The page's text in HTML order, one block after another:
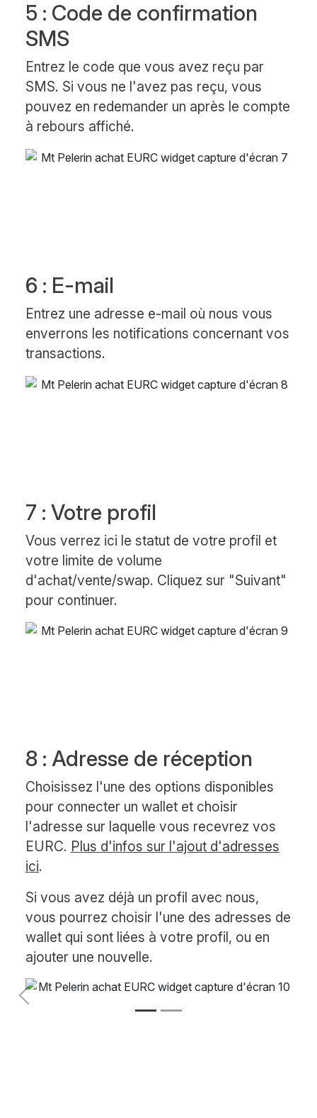
5 : Code de confirmation
SMS
Entrez le code que vous avez reçu par
SMS. Si vous ne l'avez pas reçu, vous
pouvez en redemander un après le compte
à rebours affiché.
6 : E-mail
Entrez une adresse e-mail où nous vous
enverrons les notifications concernant vos
transactions.
7 : Votre profil
Vous verrez ici le statut de votre profil et
votre limite de volume
d'achat/vente/swap. Cliquez sur "Suivant"
pour continuer.
8 : Adresse de réception
Choisissez l'une des options disponibles
pour connecter un wallet et choisir
l'adresse sur laquelle vous recevrez vos
EURC. Plus d'infos sur l'ajout d'adresses
ici.
Si vous avez déjà un profil avec nous,
vous pourrez choisir l'une des adresses de
wallet qui sont liées à votre profil, ou en
ajouter une nouvelle.
Précédent
Suivant